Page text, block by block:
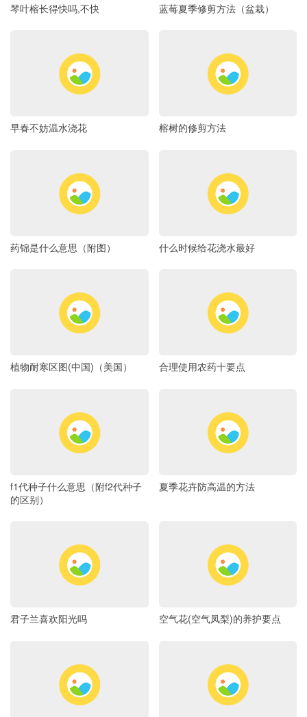
琴叶榕长得快吗,不快 蓝莓夏季修剪方法（盆栽）
早春不妨温水浇花 榕树的修剪方法
药锦是什么意思（附图） 什么时候给花浇水最好
植物耐寒区图(中国)（美国） 合理使用农药十要点
f1代种子什么意思（附f2代种子
的区别）
夏季花卉防高温的方法
君子兰喜欢阳光吗 空气花(空气凤梨)的养护要点